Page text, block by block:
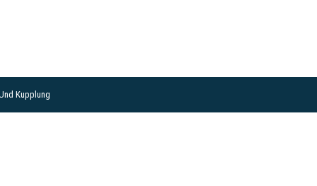
Kupplung